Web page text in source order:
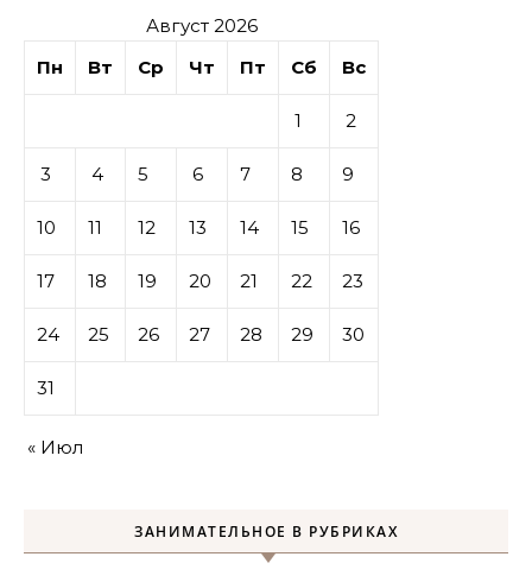
Август 2026
Пн
Вт Ср Чт Пт Сб Вс
1 2
3 4 5 6 7 8 9
10 11 12 13 14 15 16
17 18 19 20 21 22 23
24 25 26 27 28 29 30
31
« Июл
ЗАНИМАТЕЛЬНОЕ В РУБРИКАХ